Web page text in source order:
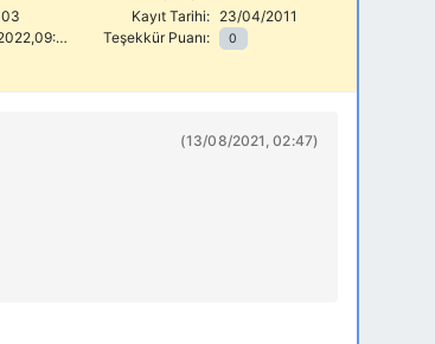
29/10/2022,09:30
Kayıt Tarihi: 23/04/2011
Teşekkür Puanı:
0
(13/08/2021, 02:47)